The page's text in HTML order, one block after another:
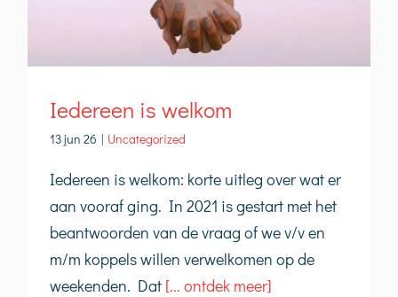
Iedereen is welkom
13 jun 26 | Uncategorized
Iedereen is welkom: korte uitleg over wat er
aan vooraf ging. In 2021 is gestart met het
beantwoorden van de vraag of we v/v en
m/m koppels willen verwelkomen op de
weekenden. Dat [... ontdek meer]